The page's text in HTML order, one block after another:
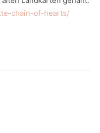
chain-of-hearts/